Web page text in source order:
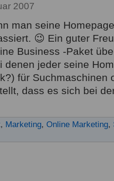
2007
man seine
😉 Ein guter
Business -Paket
denen jeder seine
für Suchmaschinen
dass es sich bei
, Marketing, Online Marketing,